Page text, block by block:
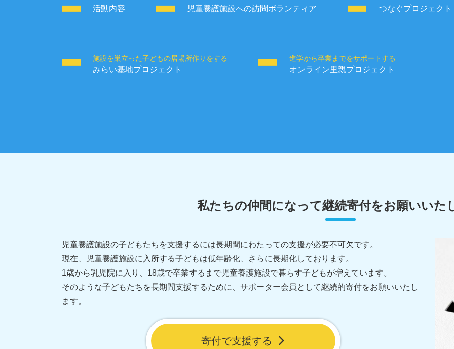
活動内容 児童養護施設への訪問ボランティア つなぐプロジェクト
施設を巣立った子どもの居場所作りをする
みらい基地プロジェクト
進学から卒業までをサポートする
オンライン里親プロジェクト
私たちの仲間になって継続寄付をお願いいた
児童養護施設の子どもたちを支援するには長期間にわたっての支援が必要不可欠です。
現在、児童養護施設に入所する子どもは低年齢化、さらに長期化しております。
1歳から乳児院に入り、18歳で卒業するまで児童養護施設で暮らす子どもが増えています。
そのような子どもたちを長期間支援するために、サポーター会員として継続的寄付をお願いいたし
ます。
寄付で支援する